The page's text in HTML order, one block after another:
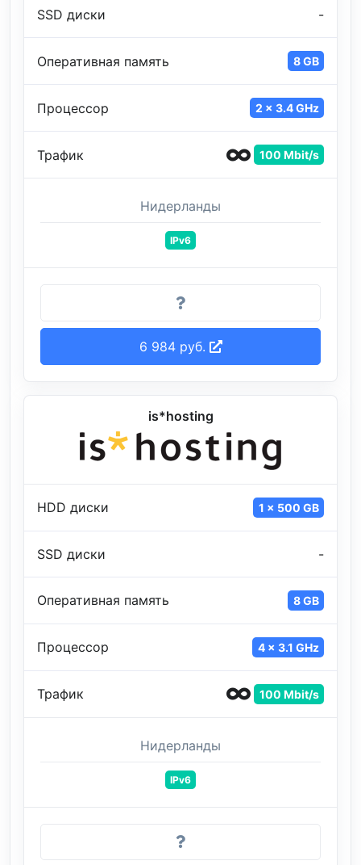
SSD диски -
Оперативная память 8 GB
Процессор 2 x 3.4 GHz
Трафик 100 Mbit/s
Нидерланды
IPv6
6 984 руб.
is*hosting
HDD диски 1 x 500 GB
SSD диски -
Оперативная память 8 GB
Процессор 4 x 3.1 GHz
Трафик 100 Mbit/s
Нидерланды
IPv6